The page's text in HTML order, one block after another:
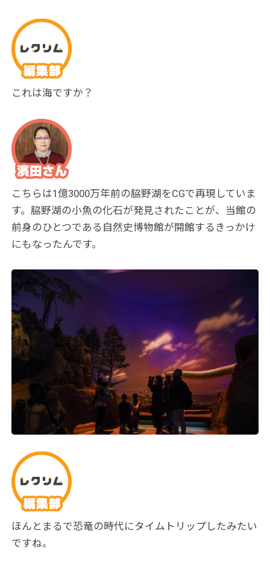
これは海ですか？
こちらは1億3000万年前の脇野湖をCGで再現していま
す。脇野湖の小魚の化石が発見されたことが、当館の
前身のひとつである自然史博物館が開館するきっかけ
にもなったんです。
ほんとまるで恐竜の時代にタイムトリップしたみたい
ですね。